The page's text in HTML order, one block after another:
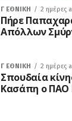
Γ ΕΘΝΙΚΉ 2 ημέρες
Πήρε
Απόλλων
Γ ΕΘΝΙΚΉ 2 ημέρες
Σπουδαία
Κασάπη ο ΠΑΟ